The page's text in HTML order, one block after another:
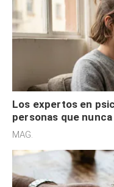
Los expertos en
personas que
redes sociales no
MAG.